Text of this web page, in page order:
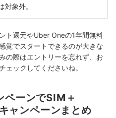
対象外。
ト還元やUber Oneの1年間無料
覚でスタートできるのが大きな
の際はエントリーを忘れず、お
ェックしてくださいね。
ペーンでSIM＋
ャンペーンまとめ